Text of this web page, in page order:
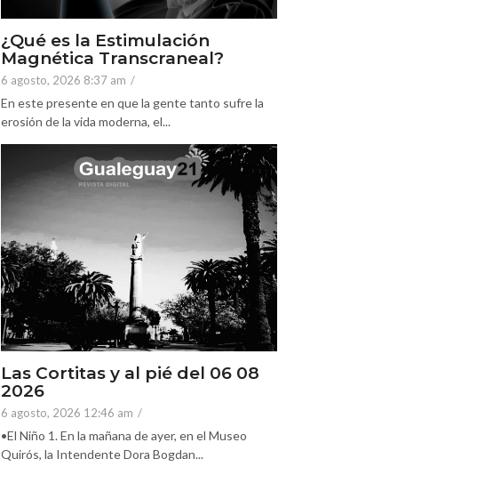
¿Qué es la Estimulación
Magnética Transcraneal?
6 agosto, 2026 8:37 am /
En este presente en que la gente tanto sufre la
erosión de la vida moderna, el...
Las Cortitas y al pié del 06 08
2026
6 agosto, 2026 12:46 am /
•El Niño 1. En la mañana de ayer, en el Museo
Quirós, la Intendente Dora Bogdan...